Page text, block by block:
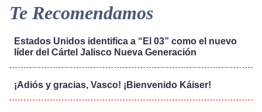
Te Recomendamos
Estados Unidos identifica a “El 03” como el nuevo
líder del Cártel Jalisco Nueva Generación
¡Adiós y gracias, Vasco! ¡Bienvenido Káiser!